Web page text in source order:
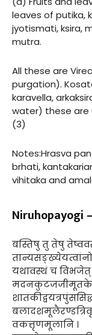
leaves of putika,
jyotismati, ksira,
mutra.
All these are
purgation).
karavella,
water) these are
(3)
Notes:Hrasva
brhati,
vihitaka and
Niruhopayogi
बस्तिषु तु तेषु
यथावस्थं च विभजेत्
वकत्तृणमूलानि ।